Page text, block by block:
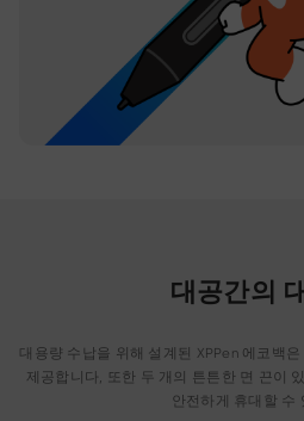
대공간의
대용량 수납을 위해 설계된 XPPen 에코백
제공합니다, 또한 두 개의 튼튼한 면 끈이
안전하게 휴대할 수